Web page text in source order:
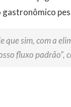
que sim, com a
fluxo padrão”,